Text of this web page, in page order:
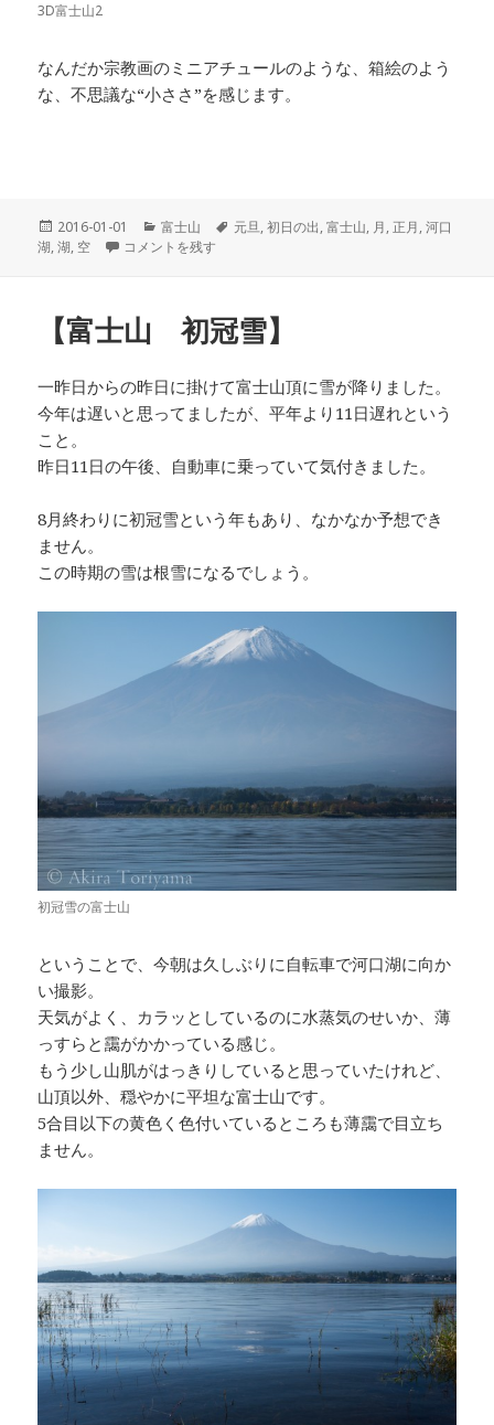
3D富士山2
なんだか宗教画のミニアチュールのような、箱絵のよう
な、不思議な“小ささ”を感じます。
投
稿
2016-01-01
カ
テ
富士山
タ
元旦,初日の出,富士山, 月, 正月,河口
湖,湖, 空 【新年 明けましておめでとうございます】 に
コメントを残す
【富士山 初冠雪】
一昨日からの昨日に掛けて富士山頂に雪が降りました。
今年は遅いと思ってましたが、平年より11日遅れという
こと。
昨日11日の午後、自動車に乗っていて気付きました。
8月終わりに初冠雪という年もあり、なかなか予想でき
ません。
この時期の雪は根雪になるでしょう。
初冠雪の富士山
ということで、今朝は久しぶりに自転車で河口湖に向か
い撮影。
天気がよく、カラッとしているのに水蒸気のせいか、薄
っすらと靄がかかっている感じ。
もう少し山肌がはっきりしていると思っていたけれど、
山頂以外、穏やかに平坦な富士山です。
5合目以下の黄色く色付いているところも薄靄で目立ち
ません。